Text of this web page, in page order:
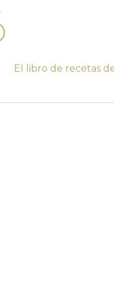
El libro de recetas